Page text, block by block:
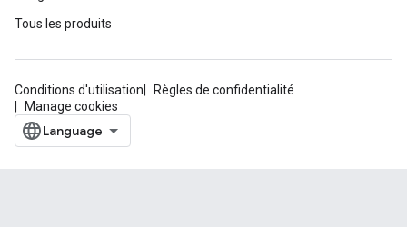
Tous les produits
Conditions d'utilisation
Règles de confidentialité
Manage cookies